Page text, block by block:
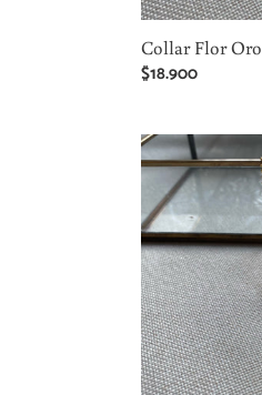
Collar Flor Oro
Precio
$18.900
Collar
Amuletos
Oro